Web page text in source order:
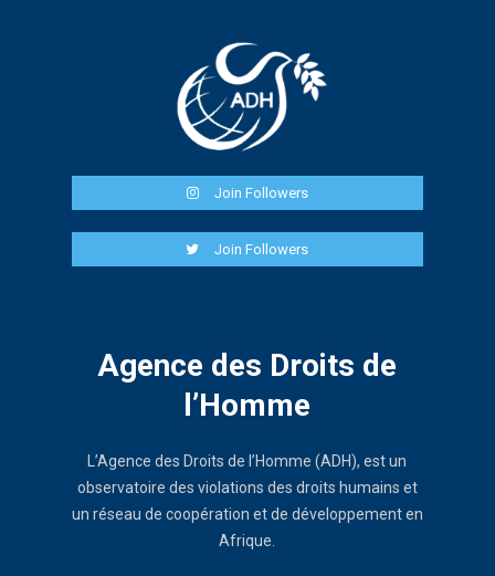
Join Followers
Join Followers
Agence des Droits de
l’Homme
L’Agence des Droits de l’Homme (ADH), est un
observatoire des violations des droits humains et
un réseau de coopération et de développement en
Afrique.